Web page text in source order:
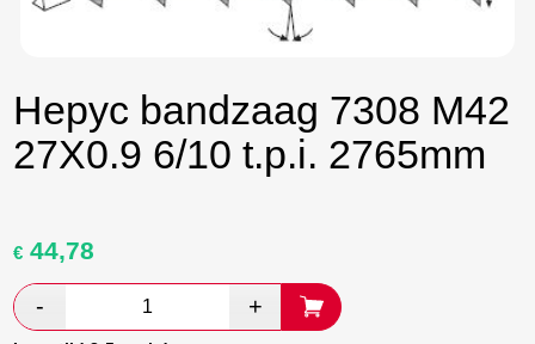
Hepyc bandzaag 7308 M42
27X0.9 6/10 t.p.i. 2765mm
Oorspronkelijke
was:
€ 74,63.
€ 44,78
€ 43,29.